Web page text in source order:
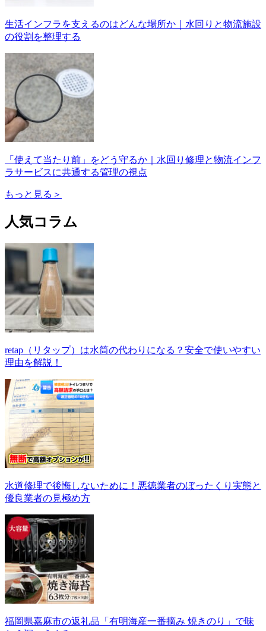
生活インフラを支えるのはどんな場所か｜水回りと物流施設
の役割を整理する
「使えて当たり前」をどう守るか｜水回り修理と物流インフ
ラサービスに共通する管理の視点
もっと見る＞
人気コラム
retap（リタップ）は水筒の代わりになる？安全で使いやすい
理由を解説！
水道修理で後悔しないために！悪徳業者のぼったくり実態と
優良業者の見極め方
福岡県嘉麻市の返礼品「有明海産一番摘み 焼きのり」で味